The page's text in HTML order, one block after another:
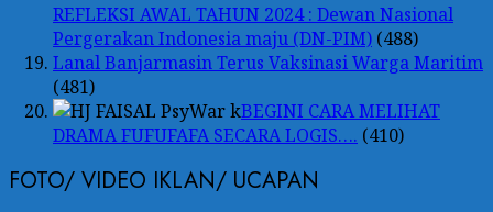
REFLEKSI AWAL TAHUN 2024 : Dewan Nasional
Pergerakan Indonesia maju (DN-PIM) (488)
Lanal Banjarmasin Terus Vaksinasi Warga Maritim
(481)
BEGINI CARA MELIHAT
DRAMA FUFUFAFA SECARA LOGIS…. (410)
FOTO/ VIDEO IKLAN/ UCAPAN